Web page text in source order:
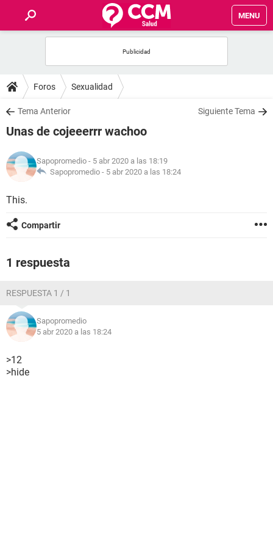
MENU
FOROS
SALUD
NUTRICIÓN
BIENESTAR
SEXUALIDAD
GLOSARIO
Foros Sexualidad
Tema Anterior Siguiente Tema
Unas de cojeeerrr wachoo
Sapopromedio - 5 abr 2020 a las 18:19
Sapopromedio - 5 abr 2020 a las 18:24
This.
Compartir
1 respuesta
RESPUESTA 1 / 1
Sapopromedio
5 abr 2020 a las 18:24
>12
>hide